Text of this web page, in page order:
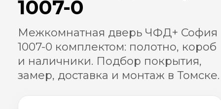
1007-0
Межкомнатная дверь ЧФД+ София
1007-0 комплектом: полотно, короб
и наличники. Подбор покрытия,
замер, доставка и монтаж в Томске.